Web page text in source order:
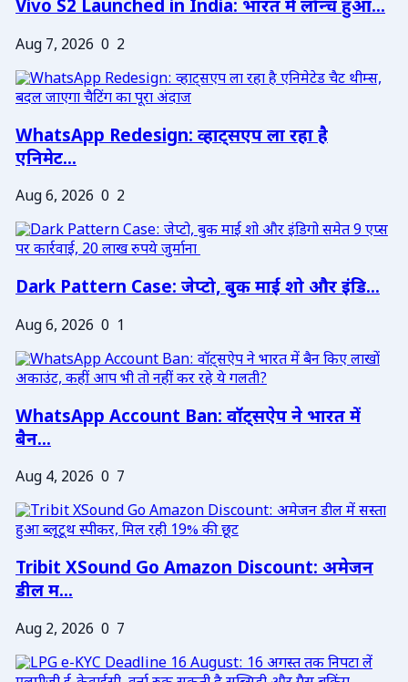
Vivo S2 Launched in India: भारत में लॉन्च हुआ...
Aug 7, 2026 0 2
WhatsApp Redesign: व्हाट्सएप ला रहा है
एनिमेट...
Aug 6, 2026 0 2
Dark Pattern Case: जेप्टो, बुक माई शो और इंडि...
Aug 6, 2026 0 1
WhatsApp Account Ban: वॉट्सऐप ने भारत में
बैन...
Aug 4, 2026 0 7
Tribit XSound Go Amazon Discount: अमेजन
डील म...
Aug 2, 2026 0 7